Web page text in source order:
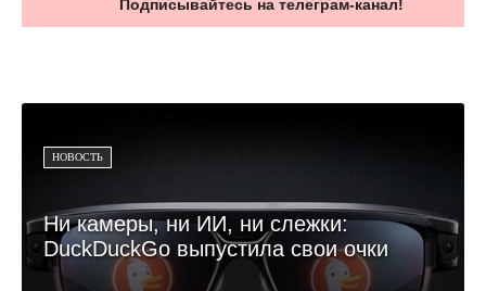
Подписывайтесь на телеграм-канал!
НОВОСТЬ
Ни камеры, ни ИИ, ни слежки:
DuckDuckGo выпустила свои очки